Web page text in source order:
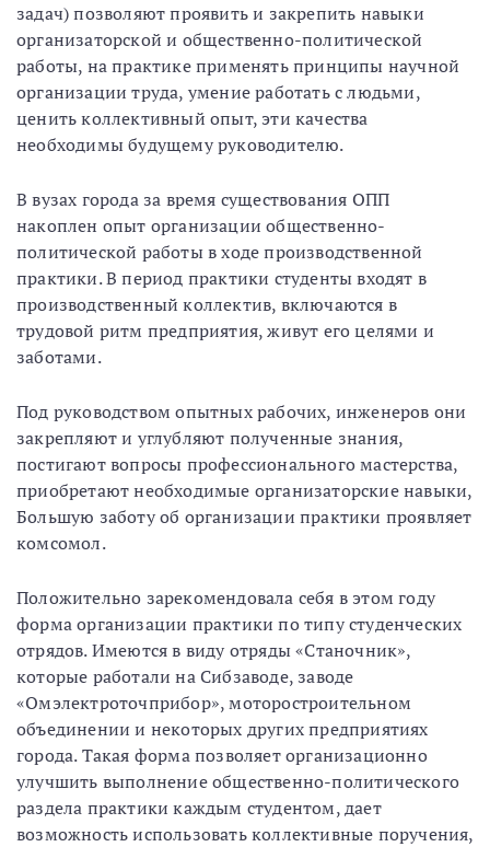
задач) позволяют проявить и закрепить навыки
организаторской и общественно-политической
работы, на практике применять принципы научной
организации труда, умение работать с людьми,
ценить коллективный опыт, эти качества
необходимы будущему руководителю.
В вузах города за время существования ОПП
накоплен опыт организации общественно-
политической работы в ходе производственной
практики. В период практики студенты входят в
производственный коллектив, включаются в
трудовой ритм предприятия, живут его целями и
заботами.
Под руководством опытных рабочих, инженеров они
закрепляют и углубляют полученные знания,
постигают вопросы профессионального мастерства,
приобретают необходимые организаторские навыки,
Большую заботу об организации практики проявляет
комсомол.
Положительно зарекомендовала себя в этом году
форма организации практики по типу студенческих
отрядов. Имеются в виду отряды «Станочник»,
которые работали на Сибзаводе, заводе
«Омэлектроточприбор», моторостроительном
объединении и некоторых других предприятиях
города. Такая форма позволяет организационно
улучшить выполнение общественно-политического
раздела практики каждым студентом, дает
возможность использовать коллективные поручения,